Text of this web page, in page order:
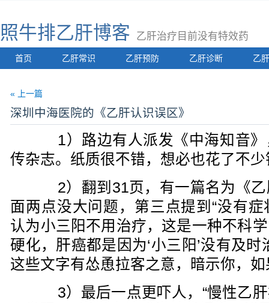
照牛排乙肝博客 乙肝治疗目前没有特效药
首页 乙肝常识 乙肝预防 乙肝诊断 乙
« 上一篇
深圳中海医院的《乙肝认识误区》
1）路边有人派发《中海知音》
传杂志。纸质很不错，想必也花了不
2）翻到31页，有一篇名为《乙
面两点没大问题，第三点提到“没有
认为小三阳不用治疗，这是一种不科
硬化，肝癌都是因为‘小三阳’没有及
这些文字有怂恿拉客之意，暗示你，
3）最后一点更吓人，“慢性乙肝